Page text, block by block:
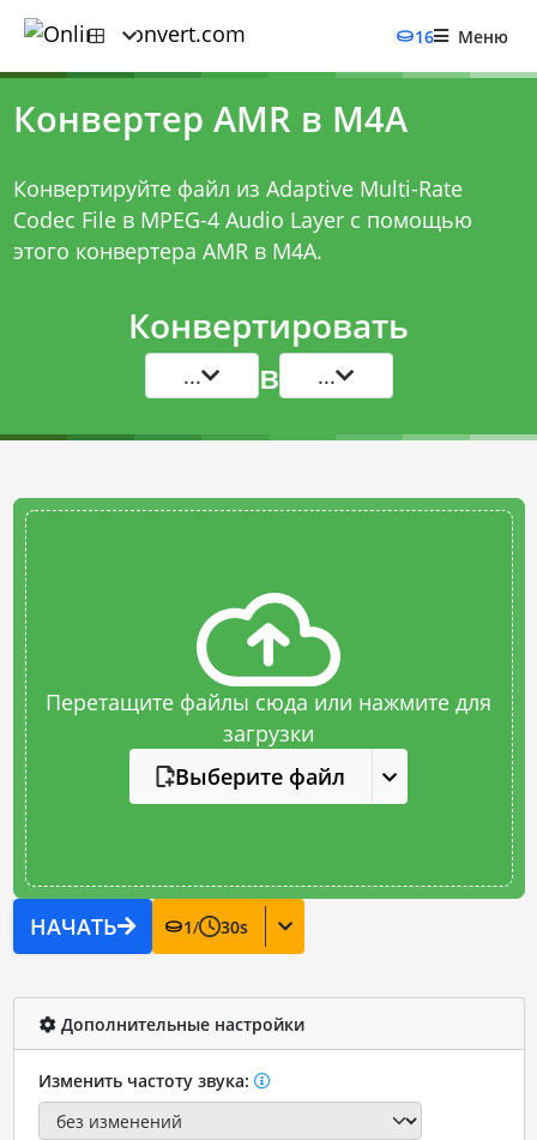
16 Меню
Конвертер AMR в M4A
Конвертируйте файл из Adaptive Multi-Rate
Codec File в MPEG-4 Audio Layer с помощью
этого конвертера AMR в M4A.
Конвертировать
... в ...
Перетащите файлы сюда или нажмите для
загрузки
Выберите файл
НАЧАТЬ 1/ 30s
Дополнительные настройки
Изменить частоту звука: